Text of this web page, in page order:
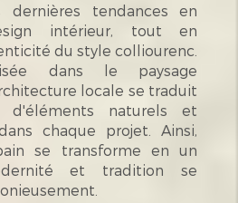
tendances en
intérieur, tout en
du style colliourenc.
dans le paysage
locale se traduit
d'éléments naturels et
chaque projet. Ainsi,
se transforme en un
et tradition se